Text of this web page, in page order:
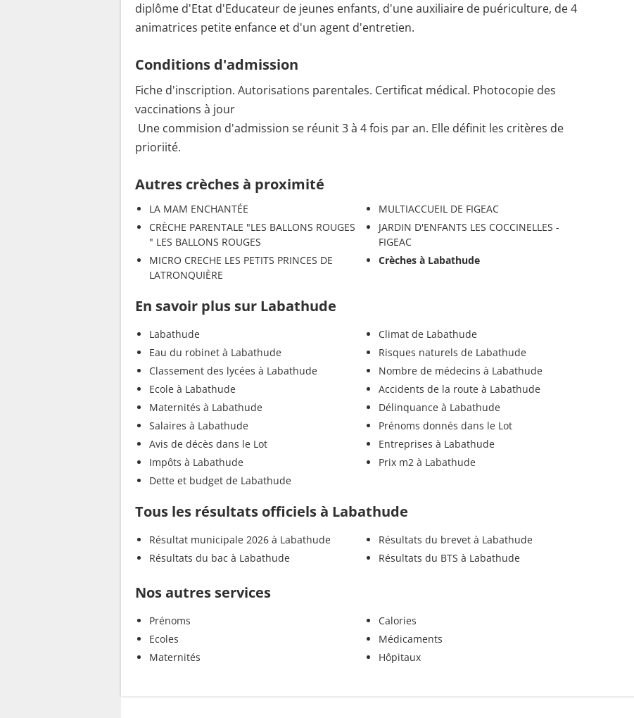
diplôme d'Etat d'Educateur de jeunes enfants, d'une auxiliaire de puériculture, de 4
animatrices petite enfance et d'un agent d'entretien.
Conditions d'admission
Fiche d'inscription. Autorisations parentales. Certificat médical. Photocopie des
vaccinations à jour
Une commision d'admission se réunit 3 à 4 fois par an. Elle définit les critères de
prioriité.
Autres crèches à proximité
LA MAM ENCHANTÉE
CRÈCHE PARENTALE "LES BALLONS ROUGES
" LES BALLONS ROUGES
MICRO CRECHE LES PETITS PRINCES DE
LATRONQUIÈRE
MULTIACCUEIL DE FIGEAC
JARDIN D'ENFANTS LES COCCINELLES -
FIGEAC
Crèches à Labathude
En savoir plus sur Labathude
Labathude
Eau du robinet à Labathude
Classement des lycées à Labathude
Ecole à Labathude
Maternités à Labathude
Salaires à Labathude
Avis de décès dans le Lot
Impôts à Labathude
Dette et budget de Labathude
Climat de Labathude
Risques naturels de Labathude
Nombre de médecins à Labathude
Accidents de la route à Labathude
Délinquance à Labathude
Prénoms donnés dans le Lot
Entreprises à Labathude
Prix m2 à Labathude
Tous les résultats officiels à Labathude
Résultat municipale 2026 à Labathude
Résultats du bac à Labathude
Résultats du brevet à Labathude
Résultats du BTS à Labathude
Nos autres services
Prénoms
Ecoles
Maternités
Calories
Médicaments
Hôpitaux